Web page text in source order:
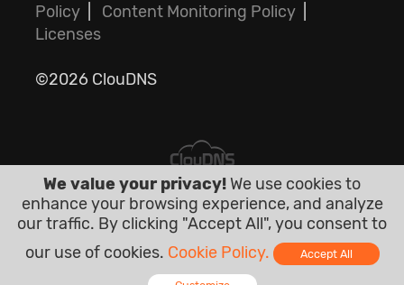
Policy
Content Monitoring Policy
Licenses
©2026 ClouDNS
Всі ціни є остаточними і включають
податки. Ніяких інших прихованих
We value your privacy! We use cookies to
enhance your browsing experience, and analyze
our traffic. By clicking "Accept All", you consent to
our use of cookies. Cookie Policy. Accept All